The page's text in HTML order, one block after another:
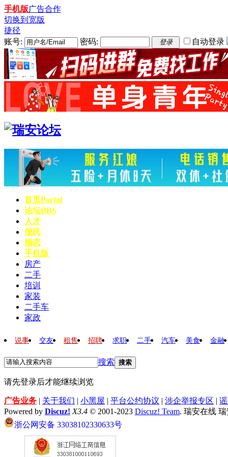
手机版广告合作
切换到宽版
捷径
账号:
密码: 登录 自动登录
首页Portal
论坛BBS
人才
便民
婚恋
手机版
房产
二手
培训
家装
二手车
家政
说事 交友 租售 招聘 求职 二手 汽车 美食 金融
搜索 搜索
请先登录后才能继续浏览
广告业务 | 关于我们 | 小黑屋 | 平台公约协议 | 涉企举报专区 |
Powered by Discuz! X3.4 © 2001-2023 Discuz! Team. 瑞安在线
浙公网安备 33038102330633号